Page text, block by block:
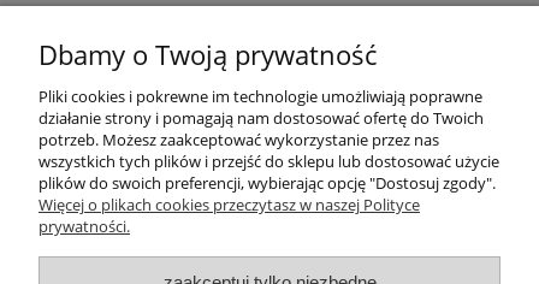
Informacje o sklepie
Twoje konto
Koperty
Dbamy o Twoją prywatność
Pliki cookies i pokrewne im technologie umożliwiają poprawne
działanie strony i pomagają nam dostosować ofertę do Twoich
potrzeb. Możesz zaakceptować wykorzystanie przez nas
wszystkich tych plików i przejść do sklepu lub dostosować użycie
plików do swoich preferencji, wybierając opcję "Dostosuj zgody".
Więcej o plikach cookies przeczytasz w naszej Polityce
prywatności.